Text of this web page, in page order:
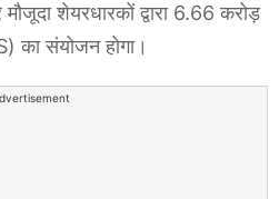
शेयरधारकों द्वारा 6.66 करोड़
का संयोजन होगा।